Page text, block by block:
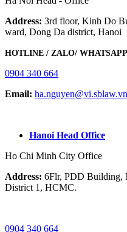
Address: 3rd floor, Kinh Do
ward, Dong Da district, Hanoi
HOTLINE / ZALO/
0904 340 664
Email: ha.nguyen@vi.sblaw.vn
Hanoi Head Office
Ho Chi Minh City Office
Address: 6Flr, PDD Building,
District 1, HCMC.
0904 340 664